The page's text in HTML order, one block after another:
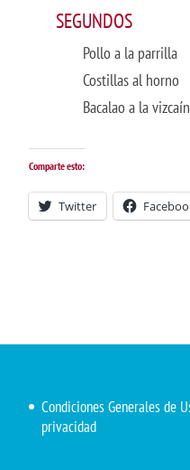
SEGUNDOS
Pollo a la parrilla
Costillas al horno
Bacalao a la
Comparte esto:
Twitter
Condiciones Generales de
privacidad